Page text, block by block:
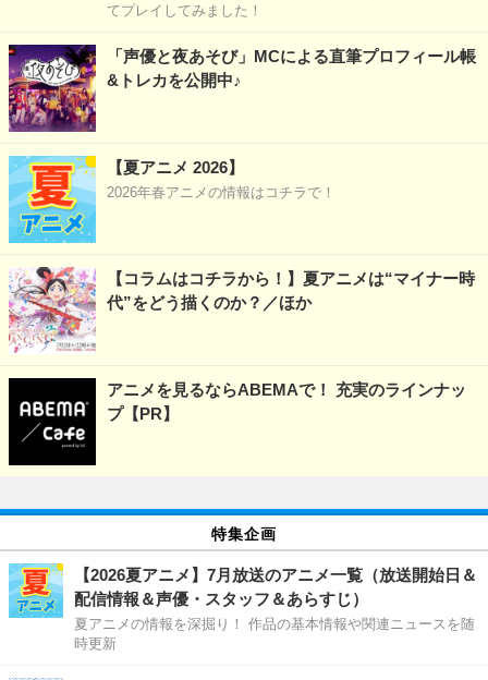
てプレイしてみました！
「声優と夜あそび」MCによる直筆プロフィール帳
&トレカを公開中♪
【夏アニメ 2026】
2026年春アニメの情報はコチラで！
【コラムはコチラから！】夏アニメは“マイナー時
代”をどう描くのか？／ほか
アニメを見るならABEMAで！ 充実のラインナッ
プ【PR】
特集企画
【2026夏アニメ】7月放送のアニメ一覧（放送開始日＆
配信情報＆声優・スタッフ＆あらすじ）
夏アニメの情報を深掘り！ 作品の基本情報や関連ニュースを随
時更新